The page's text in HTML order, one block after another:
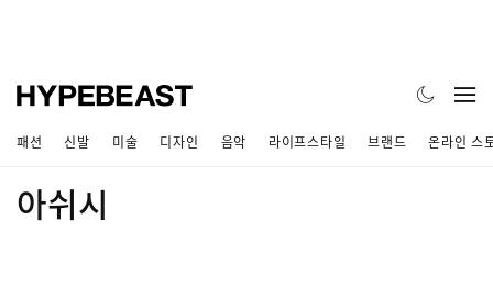
패션 신발 미술 디자인 음악 라이프스타일 브랜드 온라인 스
아쉬시